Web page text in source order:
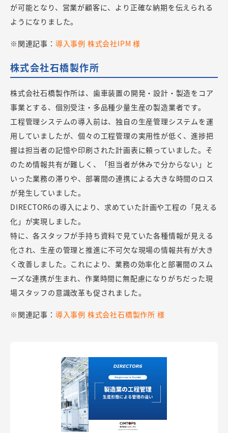
が可能となり、営業が顧客に、より正確な納期を伝えられる
ようになりました。
※関連記事： 導入事例 株式会社IPM 様
株式会社石橋製作所
株式会社石橋製作所は、歯車装置の開発・設計・製造をコア
事業とする、個別受注・多品種少量生産の製造業者です。
工程管理システムの導入前は、独自の生産管理システムを運
用していましたが、個々の工程管理の実用性が低く、進捗把
握は担当者の記憶や印刷された計画表に頼っていました。そ
のため情報共有が難しく、「担当者が休みで分からない」と
いった業務の滞りや、部署間の連携による大きな時間のロス
が発生していました。
DIRECTOR6の導入により、求めていた計画や工程の「見える
化」が実現しました。
特に、各スタッフが手持ち資料で見ていた各種情報が見える
化され、生産の管理と推進に不可欠な現場の情報共有が大き
く改善しました。これにより、業務の効率化と部署間のスム
ーズな連携が生まれ、作業時間に無配慮になりがちだった現
場スタッフの意識改革も促されました。
※関連記事： 導入事例 株式会社石橋製作所 様